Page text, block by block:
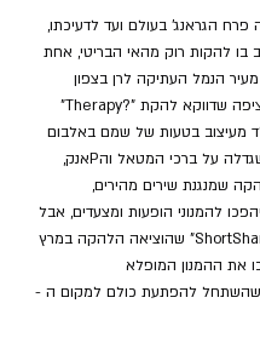
פרח הגראנג' בעולם ועד לדעיכתו,
בו להקות רוק מהאי הבריטי, אחת
הנמל העתיקה לרן בצפון
אירלנד. איש לא ציפה שדווקא להקת "?Therapy"
מעיצוב בטעות של שמם באלבום
הראשון), להקה שגדלה על ברכי המטאל והPאנק,
שמנגנת שירים מהירים,
להמנוני הופעות ומצעדים, אבל
האי.פי "ShortSharpShock" שהוציאה הלהקה במרץ
את ההמנון המופלא
להפתעת כולם למקום ה -